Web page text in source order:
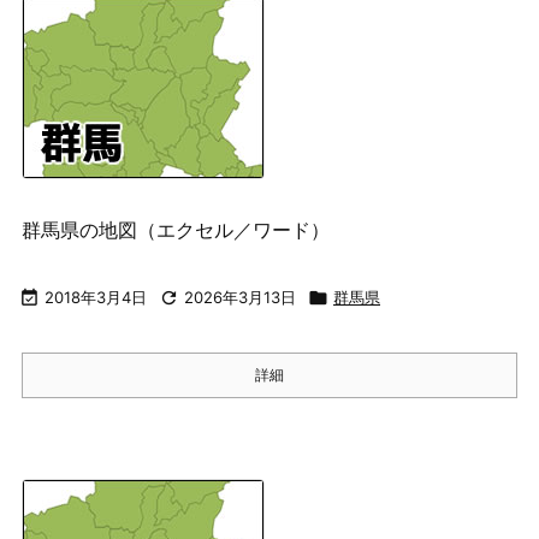
群馬県の地図（エクセル／ワード）
 2018年3月4日  2026年3月13日  群馬県
詳細